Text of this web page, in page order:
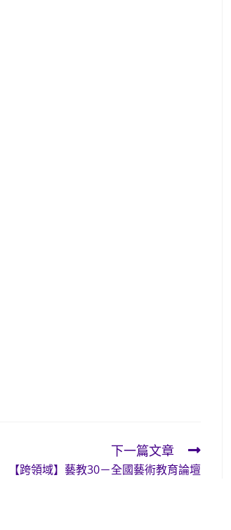
下一篇文章
【跨領域】藝教30－全國藝術教育論壇